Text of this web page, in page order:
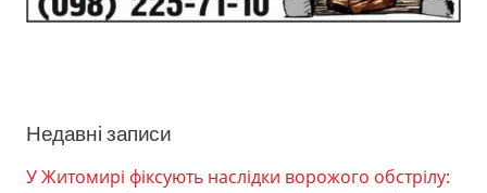
Недавні записи
У Житомирі фіксують наслідки ворожого обстрілу: